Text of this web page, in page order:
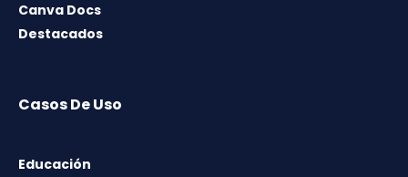
Canva Docs
Destacados
Casos De Uso
Educación